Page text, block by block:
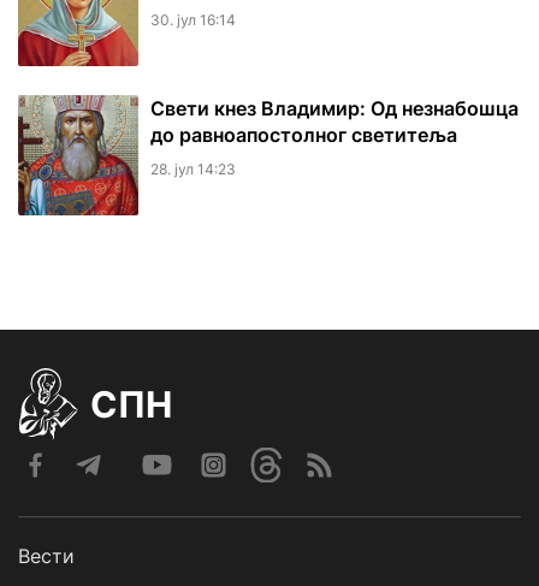
30. јул 16:14
Свети кнез Владимир: Од незнабошца
до равноапостолног светитеља
28. јул 14:23
СПН
Вести